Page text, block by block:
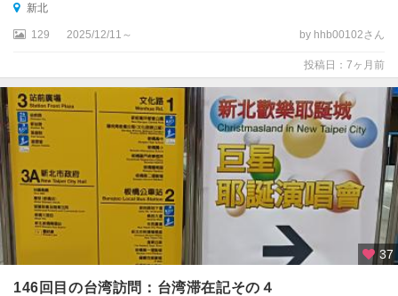
新北
129 2025/12/11～ by hhb00102さん
投稿日：7ヶ月前
37
146回目の台湾訪問：台湾滞在記その４